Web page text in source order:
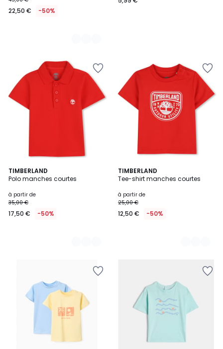
22,50 € -50%
TIMBERLAND
Polo manches courtes
à partir de
35,00 €
17,50 € -50%
2
Couleurs
TIMBERLAND
Tee-shirt manches courtes
à partir de
25,00 €
12,50 € -50%
3
Couleurs